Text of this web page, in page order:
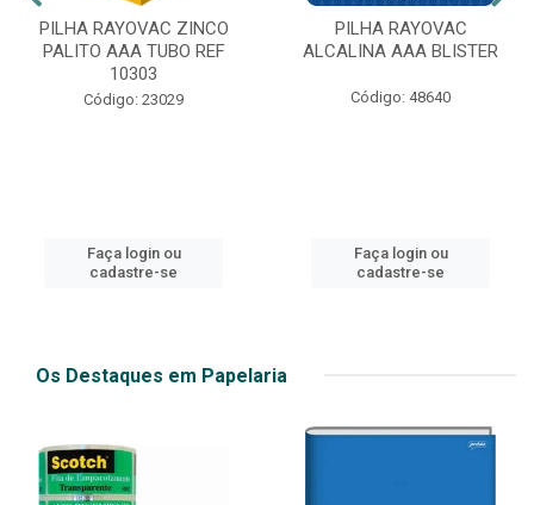
PILHA RAYOVAC ZINCO
PALITO AAA TUBO REF
10303
Código: 23029
Faça login ou
cadastre-se
PILHA RAYOVAC
ALCALINA AAA BLISTER
Código: 48640
Faça login ou
cadastre-se
Os Destaques em Papelaria